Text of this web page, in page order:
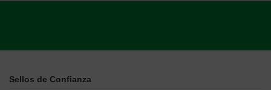
Sellos de Confianza